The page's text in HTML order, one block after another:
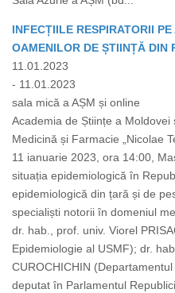
INFECȚIILE RESPIRATORII
OAMENILOR DE ȘTIINȚĂ DIN
11.01.2023
- 11.01.2023
sala mică a AȘM și online
Academia de Științe a
Medicină și Farmacie „Nicolae
11 ianuarie 2023, ora 14:00,
situația epidemiologică în
epidemiologică din țară și de
specialiști notorii în domeniul
dr. hab., prof. univ. Viorel
Epidemiologie al USMF); dr.
CUROCHICHIN
deputat în Parlamentul